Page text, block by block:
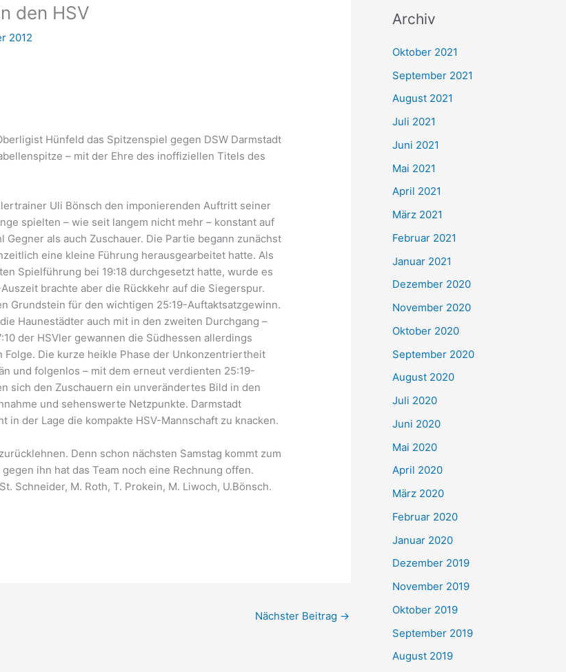
den HSV
2012
Hünfeld das Spitzenspiel gegen DSW Darmstadt
– mit der Ehre des inoffiziellen Titels des
Uli Bönsch den imponierenden Auftritt seiner
spielten – wie seit langem nicht mehr – konstant auf
als auch Zuschauer. Die Partie begann zunächst
eine kleine Führung herausgearbeitet hatte. Als
Spielführung bei 19:18 durchgesetzt hatte, wurde es
brachte aber die Rückkehr auf die Siegerspur.
Grundstein für den wichtigen 25:19-Auftaktsatzgewinn.
Haunestädter auch mit in den zweiten Durchgang –
der HSVler gewannen die Südhessen allerdings
Die kurze heikle Phase der Unkonzentriertheit
und folgenlos – mit dem erneut verdienten 25:19-
sich den Zuschauern ein unverändertes Bild in den
und sehenswerte Netzpunkte. Darmstadt
in der Lage die kompakte HSV-Mannschaft zu knacken.
Denn schon nächsten Samstag kommt zum
ihn hat das Team noch eine Rechnung offen.
Schneider, M. Roth, T. Prokein, M. Liwoch, U.Bönsch.
Nächster Beitrag →
h
e
n
h
:
Archiv
Oktober 2021
September 2021
August 2021
Juli 2021
Juni 2021
Mai 2021
April 2021
März 2021
Februar 2021
Januar 2021
Dezember 2020
November 2020
Oktober 2020
September 2020
August 2020
Juli 2020
Juni 2020
Mai 2020
April 2020
März 2020
Februar 2020
Januar 2020
Dezember 2019
November 2019
Oktober 2019
September 2019
August 2019